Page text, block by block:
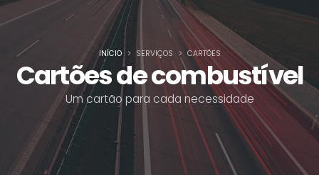
Cartões de combustível
Um cartão para cada necessidade
INÍCIO SERVIÇOS CARTÕES